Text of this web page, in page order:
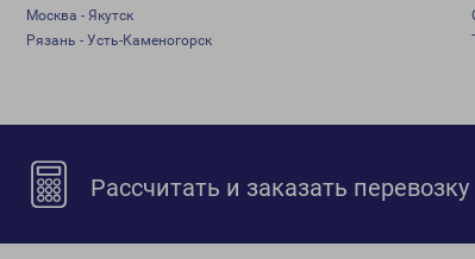
Москва - Якутск
Рязань - Усть-Каменогорск
Рассчитать и заказать перевозку